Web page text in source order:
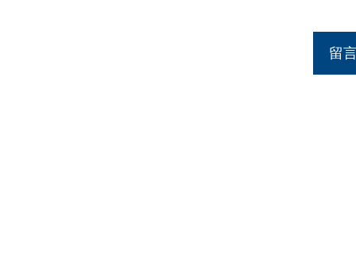
留